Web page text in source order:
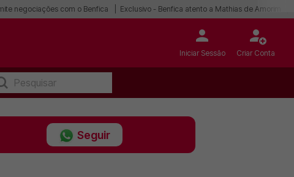
negociações com o Benfica Exclusivo - Benfica atento a Mathias de Amorim
Iniciar Sessão Criar Conta
Seguir